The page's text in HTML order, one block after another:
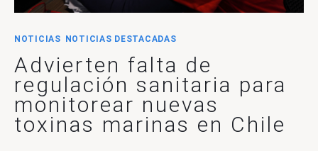
COMUNICACIONES
CONTACTO
NOTICIAS NOTICIAS DESTACADAS
Advierten falta de
regulación sanitaria para
monitorear nuevas
toxinas marinas en Chile